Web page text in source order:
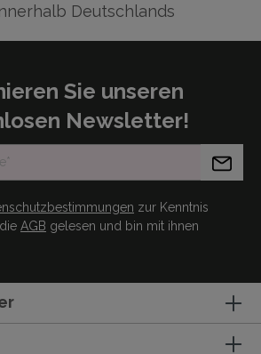
Deutschlands
Sie unseren
Newsletter!
zur Kenntnis
AGB gelesen und bin mit ihnen